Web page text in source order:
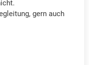
gern auch